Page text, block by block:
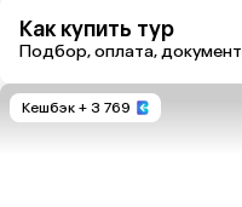
Как купить тур
Подбор, оплата,
Кешбэк + 3 769